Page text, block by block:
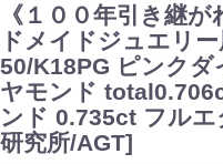
《１００年引き継
ドメイドジュエリ
50/K18PG ピンク
ヤモンド
ンド 0.735ct フル
研究所/AGT]